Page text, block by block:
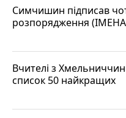
Симчишин підписав
розпорядження
Вчителі з
список 50 найкращих